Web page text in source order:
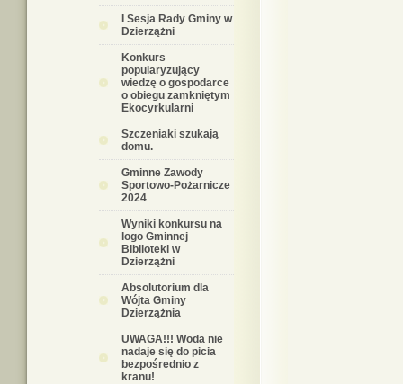
I Sesja Rady Gminy w
Dzierzążni
Konkurs
popularyzujący
wiedzę o gospodarce
o obiegu zamkniętym
Ekocyrkularni
Szczeniaki szukają
domu.
Gminne Zawody
Sportowo-Pożarnicze
2024
Wyniki konkursu na
logo Gminnej
Biblioteki w
Dzierzążni
Absolutorium dla
Wójta Gminy
Dzierzążnia
UWAGA!!! Woda nie
nadaje się do picia
bezpośrednio z
kranu!